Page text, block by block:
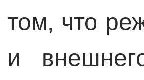
том, что
и